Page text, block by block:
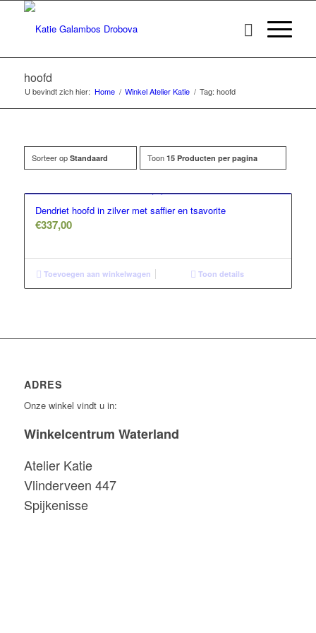
hoofd
U bevindt zich hier: Home / Winkel Atelier Katie / Tag: hoofd
Sorteer op Standaard Toon 15 Producten per pagina
Dendriet hoofd in zilver met saffier en tsavorite
€337,00
Toevoegen aan winkelwagen Toon details
ADRES
Onze winkel vindt u in:
Winkelcentrum Waterland
Atelier Katie
Vlinderveen 447
Spijkenisse